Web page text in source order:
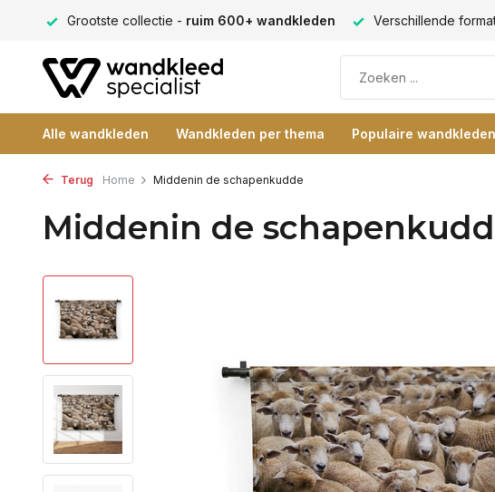
Grootste collectie - ruim 600+ wandkleden Verschillende
Alle wandkleden Wandkleden per thema Populaire wandkleden
Terug Home Middenin de schapenkudde
Middenin de